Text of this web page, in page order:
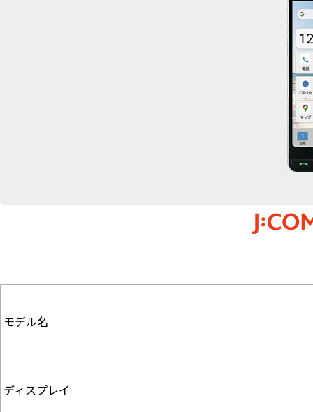
モデル名
ディスプレイ